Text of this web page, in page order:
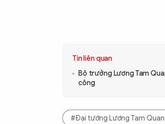
Tin liên quan
Bộ trưởng Lương Tam
công
#Đại tướng Lương Tam